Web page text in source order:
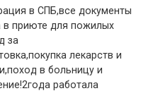
в СПБ,все документы
в приюте для пожилых
за
лекарств и
в больницу и
работала